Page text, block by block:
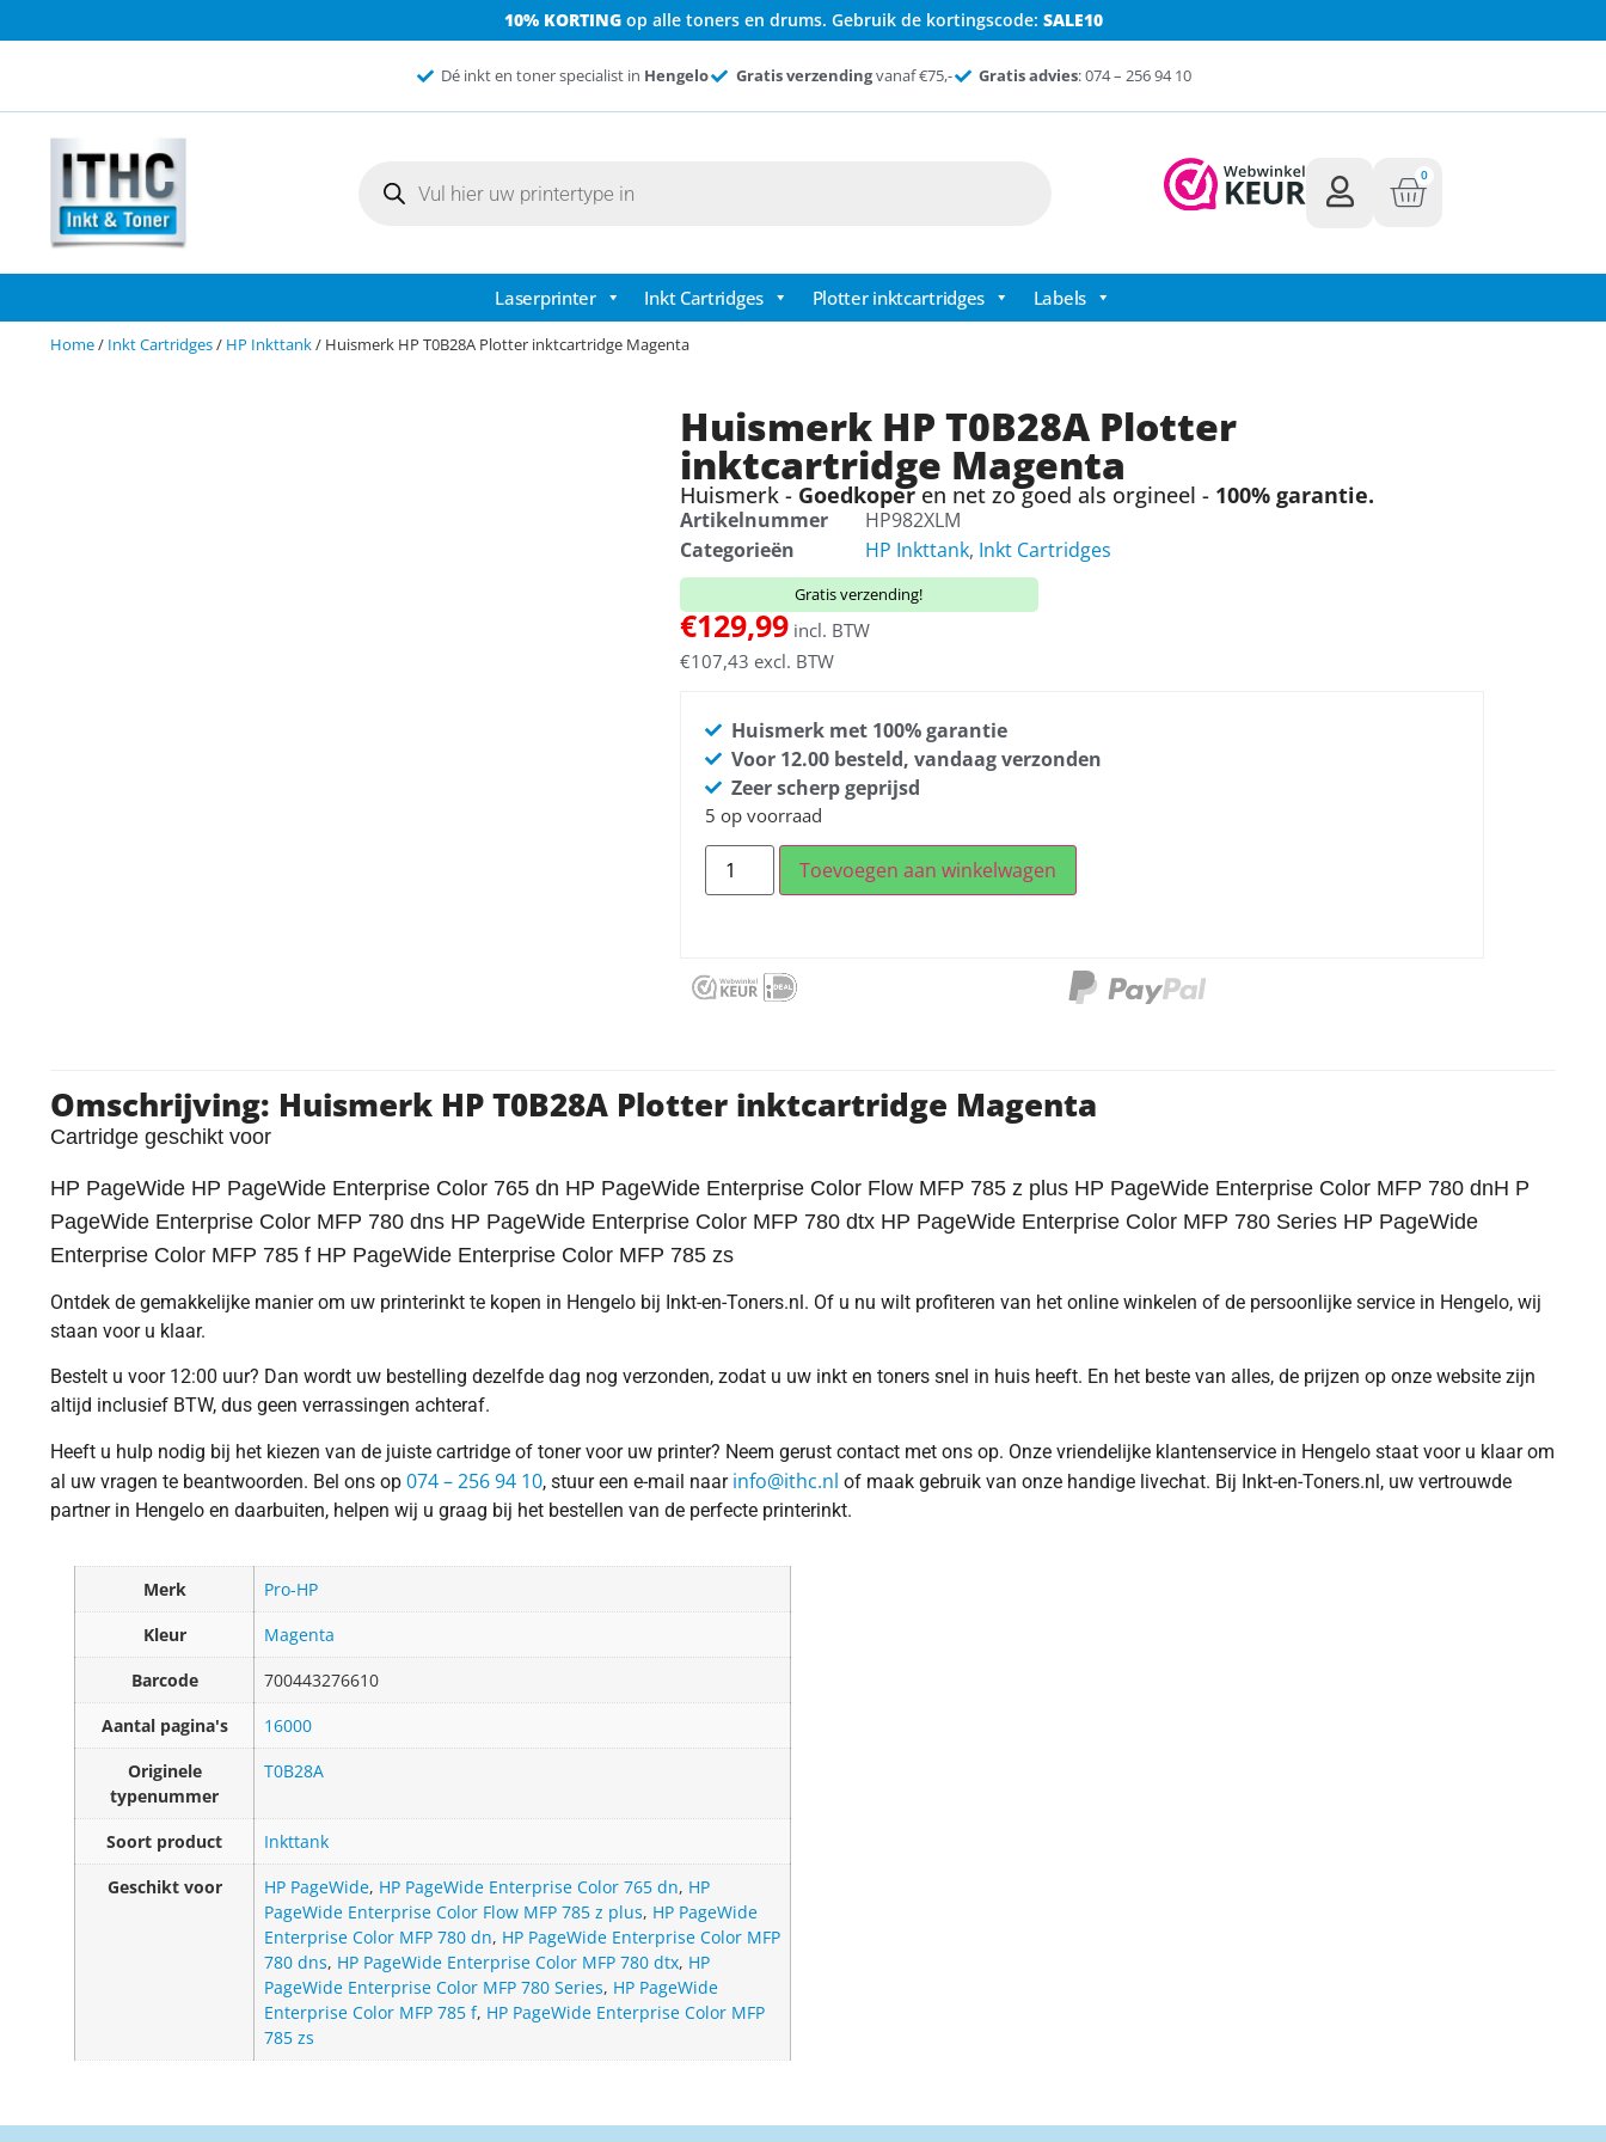
10% KORTINGop alle toners en drums. Gebruik de kortingscode: SALE10
Dé inkt en toner specialist in Hengelo Gratis verzendingvanaf €75,- Gratis advies: 074 – 256 94 10
0
Laserprinter Inkt Cartridges Plotter inktcartridges Labels
Home/ Inkt Cartridges/ HP Inkttank/ Huismerk HP T0B28A Plotter inktcartridge Magenta
Huismerk HP T0B28A Plotter
inktcartridge Magenta
Huismerk - Goedkoperen net zo goed als orgineel - 100% garantie.
Artikelnummer
HP982XLM
Categorieën
HP Inkttank, Inkt Cartridges
Gratis verzending!
€129,99incl. BTW
€107,43 excl. BTW
Huismerk met 100% garantie
Voor 12.00 besteld, vandaag verzonden
Zeer scherp geprijsd
5 op voorraad
Toevoegen aan winkelwagen
Omschrijving: Huismerk HP T0B28A Plotter inktcartridge Magenta
Cartridge geschikt voor
HP PageWide HP PageWide Enterprise Color 765 dn HP PageWide Enterprise Color Flow MFP 785 z plus HP PageWide Enterprise Color MFP 780 dnH P
PageWide Enterprise Color MFP 780 dns HP PageWide Enterprise Color MFP 780 dtx HP PageWide Enterprise Color MFP 780 Series HP PageWide
Enterprise Color MFP 785 f HP PageWide Enterprise Color MFP 785 zs
Ontdek de gemakkelijke manier om uw printerinkt te kopen in Hengelo bij Inkt-en-Toners.nl. Of u nu wilt profiteren van het online winkelen of de persoonlijke service in Hengelo, wij
staan voor u klaar.
Bestelt u voor 12:00 uur? Dan wordt uw bestelling dezelfde dag nog verzonden, zodat u uw inkt en toners snel in huis heeft. En het beste van alles, de prijzen op onze website zijn
altijd inclusief BTW, dus geen verrassingen achteraf.
Heeft u hulp nodig bij het kiezen van de juiste cartridge of toner voor uw printer? Neem gerust contact met ons op. Onze vriendelijke klantenservice in Hengelo staat voor u klaar om
al uw vragen te beantwoorden. Bel ons op 074 – 256 94 10, stuur een e-mail naar info@ithc.nl of maak gebruik van onze handige livechat. Bij Inkt-en-Toners.nl, uw vertrouwde
partner in Hengelo en daarbuiten, helpen wij u graag bij het bestellen van de perfecte printerinkt.
Merk
Pro-HP
Kleur
Magenta
Barcode
700443276610
Aantal pagina's
16000
Originele
typenummer
T0B28A
Soort product
Inkttank
Geschikt voor
HP PageWide, HP PageWide Enterprise Color 765 dn, HP
PageWide Enterprise Color Flow MFP 785 z plus, HP PageWide
Enterprise Color MFP 780 dn, HP PageWide Enterprise Color MFP
780 dns, HP PageWide Enterprise Color MFP 780 dtx, HP
PageWide Enterprise Color MFP 780 Series, HP PageWide
Enterprise Color MFP 785 f, HP PageWide Enterprise Color MFP
785 zs